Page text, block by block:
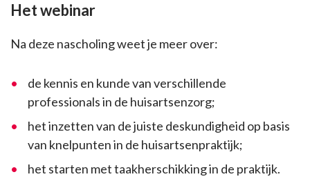
Het webinar
Na deze nascholing weet je meer over:
de kennis en kunde van verschillende
professionals in de huisartsenzorg;
het inzetten van de juiste deskundigheid op basis
van knelpunten in de huisartsenpraktijk;
het starten met taakherschikking in de praktijk.